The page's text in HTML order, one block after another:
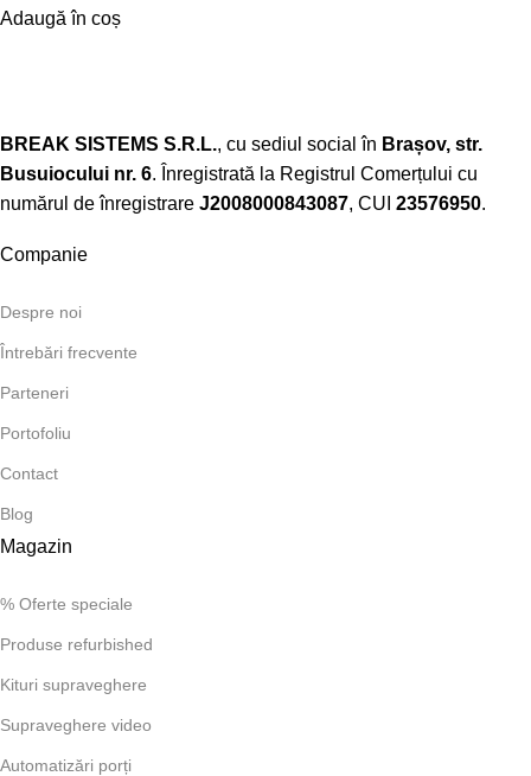
Adaugă în coș
BREAK SISTEMS S.R.L., cu sediul social în Brașov, str.
Busuiocului nr. 6. Înregistrată la Registrul Comerțului cu
numărul de înregistrare J2008000843087, CUI 23576950.​
Companie
Despre noi
Întrebări frecvente
Parteneri
Portofoliu
Contact
Blog
Magazin
% Oferte speciale
Produse refurbished
Kituri supraveghere
Supraveghere video
Automatizări porți